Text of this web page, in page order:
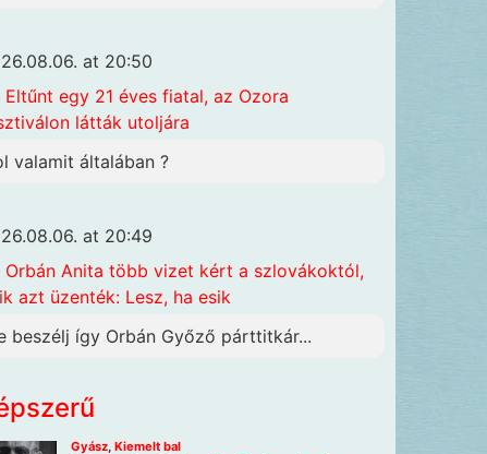
at 20:50
Eltűnt egy 21 éves fiatal, az Ozora
látták utoljára
valamit általában ?
at 20:49
Orbán Anita több vizet kért a szlovákoktól,
azt üzenték: Lesz, ha esik
beszélj így Orbán Győző párttitkár...